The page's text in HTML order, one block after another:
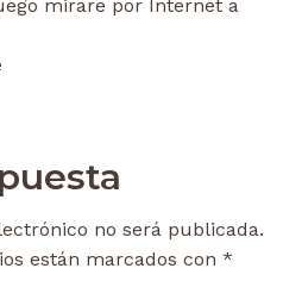
mirare por Internet a
no será publicada.
están marcados con *